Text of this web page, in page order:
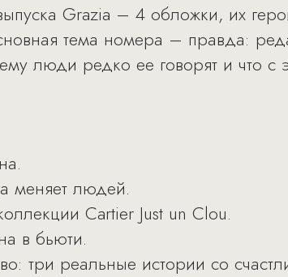
Grazia – 4 обложки, их
тема номера – правда:
люди редко ее говорят и что с
меняет людей.
Cartier Just un Clou.
в бьюти.
три реальные истории со